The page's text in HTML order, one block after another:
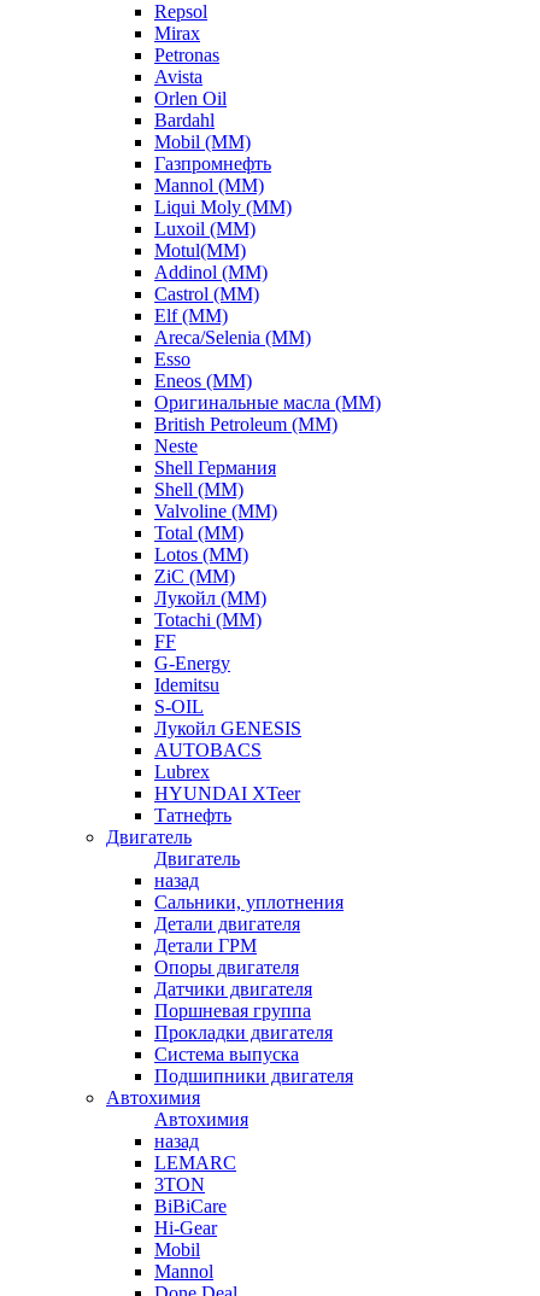
Repsol
Mirax
Petronas
Avista
Orlen Oil
Bardahl
Mobil (ММ)
Газпромнефть
Mannol (ММ)
Liqui Moly (ММ)
Luxoil (ММ)
Motul(ММ)
Addinol (ММ)
Castrol (ММ)
Elf (ММ)
Areca/Selenia (ММ)
Esso
Eneos (ММ)
Оригинальные масла (ММ)
British Petroleum (ММ)
Neste
Shell Германия
Shell (ММ)
Valvoline (ММ)
Total (ММ)
Lotos (ММ)
ZiC (ММ)
Лукойл (ММ)
Totachi (MM)
FF
G-Energy
Idemitsu
S-OIL
Лукойл GENESIS
AUTOBACS
Lubrex
HYUNDAI XTeer
Татнефть
Двигатель
Двигатель
назад
Сальники, уплотнения
Детали двигателя
Детали ГРМ
Опоры двигателя
Датчики двигателя
Поршневая группа
Прокладки двигателя
Система выпуска
Подшипники двигателя
Автохимия
Автохимия
назад
LEMARC
3TON
BiBiCare
Hi-Gear
Mobil
Mannol